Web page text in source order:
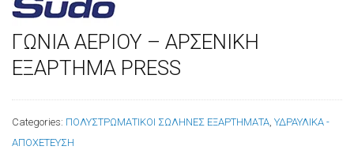
ΓΩΝΙΑ ΑΕΡΙΟΥ – ΑΡΣΕΝΙΚΗ
ΕΞΑΡΤΗΜΑ PRESS
Categories: ΠΟΛΥΣΤΡΩΜΑΤΙΚΟΙ ΣΩΛΗΝΕΣ ΕΞΑΡΤΗΜΑΤΑ ΥΔΡΑΥΛΙΚΑ -
ΑΠΟΧΕΤΕΥΣΗ